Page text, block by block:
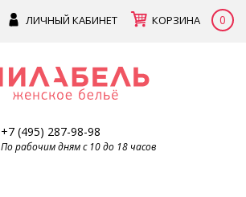
ЛИЧНЫЙ КАБИНЕТ КОРЗИНА 0
+7 (495) 287-98-98
По рабочим дням с 10 до 18 часов